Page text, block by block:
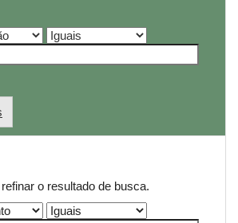
o resultado de busca.